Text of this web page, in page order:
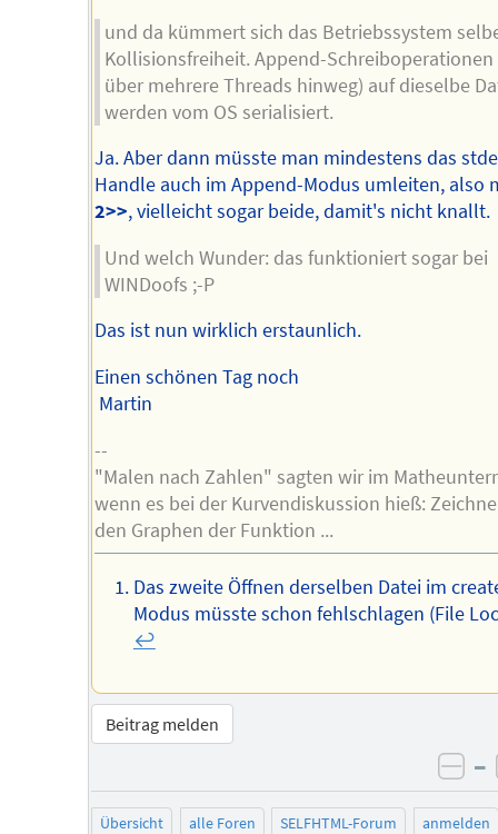
und da kümmert sich das Betriebssystem
Kollisionsfreiheit. Append-Schreiboperationen
über mehrere Threads hinweg) auf dieselbe
werden vom OS serialisiert.
Ja. Aber dann müsste man mindestens das
Handle auch im Append-Modus umleiten, also
2>>, vielleicht sogar beide, damit's nicht knallt.
Und welch Wunder: das funktioniert sogar bei
WINDoofs ;-P
Das ist nun wirklich erstaunlich.
Einen schönen Tag noch
Martin
--
"Malen nach Zahlen" sagten wir im
wenn es bei der Kurvendiskussion hieß:
den Graphen der Funktion ...
Das zweite Öffnen derselben Datei im
Modus müsste schon fehlschlagen (File
↩︎
Beitrag melden
–
Übersicht alle Foren SELFHTML-Forum
anmelden